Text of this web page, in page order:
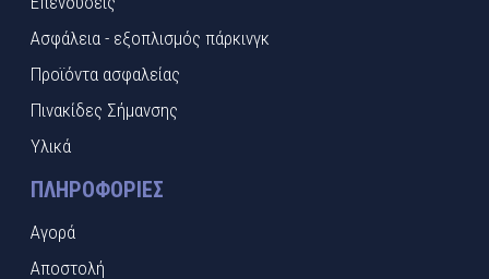
Ασφάλεια - εξοπλισμός πάρκινγκ
Προϊόντα ασφαλείας
Πινακίδες Σήμανσης
Υλικά
ΠΛΗΡΟΦΟΡΊΕΣ
Αγορά
Αποστολή